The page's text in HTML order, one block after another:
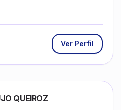
Ver Perfil
QUEIROZ